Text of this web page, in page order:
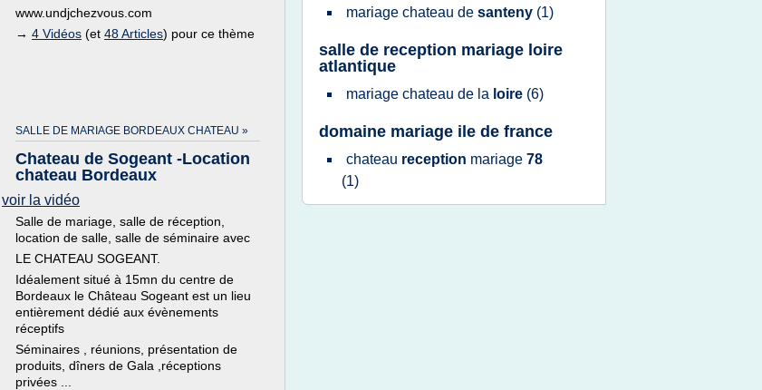
www.undjchezvous.com
→ 4 Vidéos (et 48 Articles) pour ce thème
SALLE DE MARIAGE BORDEAUX CHATEAU »
Chateau de Sogeant -Location
chateau Bordeaux
voir la vidéo
Salle de mariage, salle de réception,
location de salle, salle de séminaire avec
LE CHATEAU SOGEANT.
Idéalement situé à 15mn du centre de
Bordeaux le Château Sogeant est un lieu
entièrement dédié aux évènements
réceptifs
Séminaires , réunions, présentation de
produits, dîners de Gala ,réceptions
privées ...
mariage chateau de santeny (1)
salle de reception mariage loire
atlantique
mariage chateau de la loire (6)
domaine mariage ile de france
chateau reception mariage 78
(1)